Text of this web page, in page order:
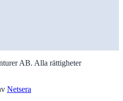
AB. Alla rättigheter
Netsera